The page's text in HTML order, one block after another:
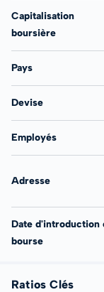
Capitalisation
boursière
Pays
Devise
Employés
Adresse
Date d'introduction
bourse
Ratios Clés